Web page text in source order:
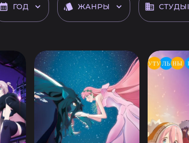
ГОД ЖАНРЫ СТУДЫІ